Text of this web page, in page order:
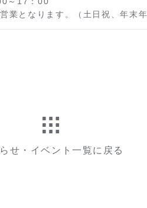
ります。（土日祝、年末年
せ・イベント一覧に戻る